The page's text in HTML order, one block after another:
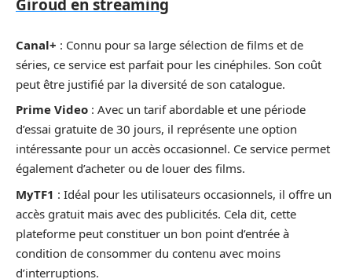
Giroud en streaming
Canal+ : Connu pour sa large sélection de films et de
séries, ce service est parfait pour les cinéphiles. Son coût
peut être justifié par la diversité de son catalogue.
Prime Video : Avec un tarif abordable et une période
d’essai gratuite de 30 jours, il représente une option
intéressante pour un accès occasionnel. Ce service permet
également d’acheter ou de louer des films.
MyTF1 : Idéal pour les utilisateurs occasionnels, il offre un
accès gratuit mais avec des publicités. Cela dit, cette
plateforme peut constituer un bon point d’entrée à
condition de consommer du contenu avec moins
d’interruptions.